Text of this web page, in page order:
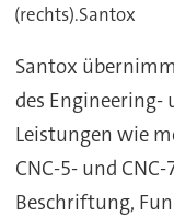
(rechts).Santox
Santox
des Engineering-
Leistungen wie
CNC-5- und
Beschriftung,